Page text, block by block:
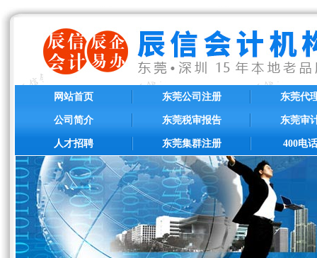
网站首页
公司简介
人才招聘
东莞公司注册
东莞税审报告
东莞集群注册
东莞代
东莞审
400电